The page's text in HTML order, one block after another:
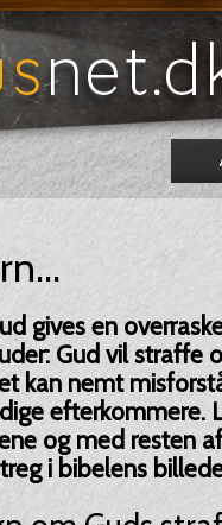
gives en
Gud vil straffe
kan nemt
efterkommere.
og med resten
i bibelens